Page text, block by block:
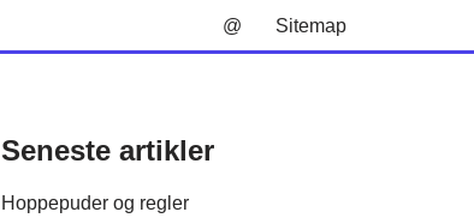
@ Sitemap
Seneste artikler
Hoppepuder og regler